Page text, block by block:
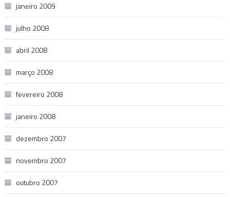
janeiro 2009
julho 2008
abril 2008
março 2008
fevereiro 2008
janeiro 2008
dezembro 2007
novembro 2007
outubro 2007